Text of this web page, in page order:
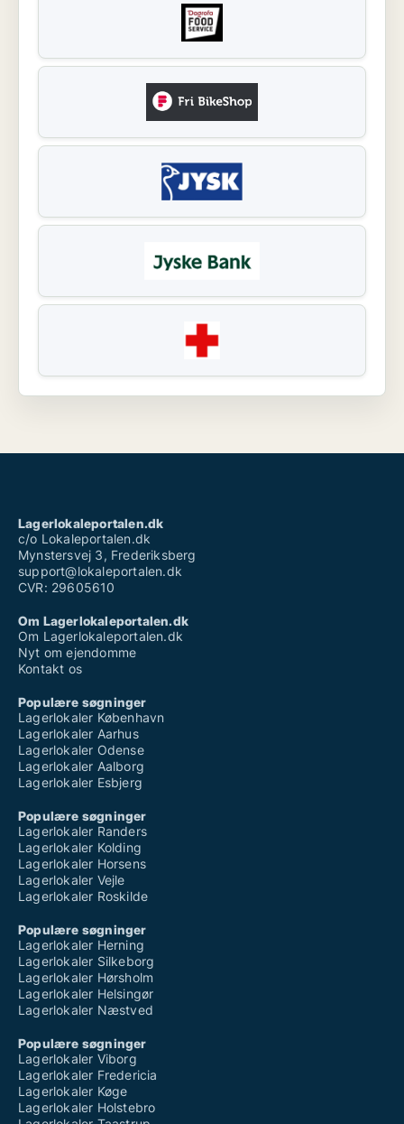
Lagerlokaleportalen.dk
c/o Lokaleportalen.dk
Mynstersvej 3, Frederiksberg
support@lokaleportalen.dk
CVR: 29605610
Om Lagerlokaleportalen.dk
Om Lagerlokaleportalen.dk
Nyt om ejendomme
Kontakt os
Populære søgninger
Lagerlokaler København
Lagerlokaler Aarhus
Lagerlokaler Odense
Lagerlokaler Aalborg
Lagerlokaler Esbjerg
Populære søgninger
Lagerlokaler Randers
Lagerlokaler Kolding
Lagerlokaler Horsens
Lagerlokaler Vejle
Lagerlokaler Roskilde
Populære søgninger
Lagerlokaler Herning
Lagerlokaler Silkeborg
Lagerlokaler Hørsholm
Lagerlokaler Helsingør
Lagerlokaler Næstved
Populære søgninger
Lagerlokaler Viborg
Lagerlokaler Fredericia
Lagerlokaler Køge
Lagerlokaler Holstebro